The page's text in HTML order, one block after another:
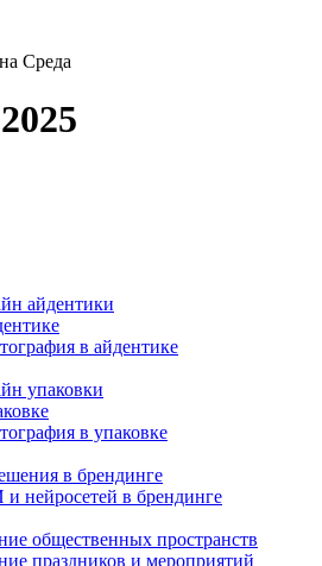
Среда
айдентики
в айдентике
упаковки
в упаковке
в брендинге
нейросетей в брендинге
общественных пространств
праздников и мероприятий